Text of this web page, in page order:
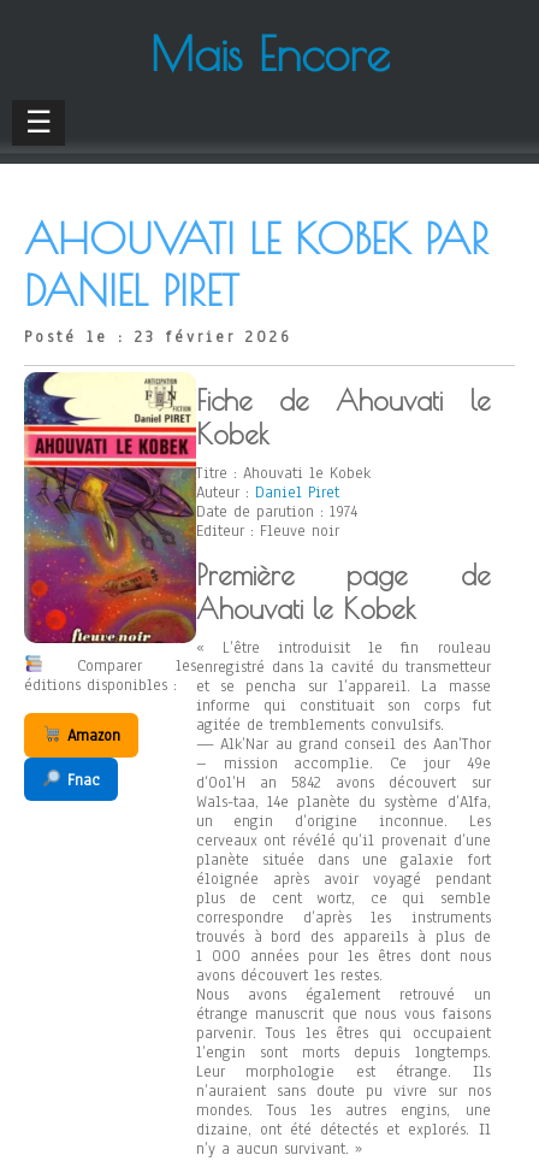
Mais Encore
☰
AHOUVATI LE KOBEK PAR
DANIEL PIRET
Posté le : 23 février 2026
Comparer les
éditions disponibles :
Amazon
Fnac
Fiche de Ahouvati le
Kobek
Titre : Ahouvati le Kobek
Auteur : Daniel Piret
Date de parution : 1974
Editeur : Fleuve noir
Première page de
Ahouvati le Kobek
« L’être introduisit le fin rouleau
enregistré dans la cavité du transmetteur
et se pencha sur l’appareil. La masse
informe qui constituait son corps fut
agitée de tremblements convulsifs.
— Alk’Nar au grand conseil des Aan’Thor
– mission accomplie. Ce jour 49e
d’Ool’H an 5842 avons découvert sur
Wals-taa, 14e planète du système d’Alfa,
un engin d’origine inconnue. Les
cerveaux ont révélé qu’il provenait d’une
planète située dans une galaxie fort
éloignée après avoir voyagé pendant
plus de cent wortz, ce qui semble
correspondre d’après les instruments
trouvés à bord des appareils à plus de
1 000 années pour les êtres dont nous
avons découvert les restes.
Nous avons également retrouvé un
étrange manuscrit que nous vous faisons
parvenir. Tous les êtres qui occupaient
l’engin sont morts depuis longtemps.
Leur morphologie est étrange. Ils
n’auraient sans doute pu vivre sur nos
mondes. Tous les autres engins, une
dizaine, ont été détectés et explorés. Il
n’y a aucun survivant. »